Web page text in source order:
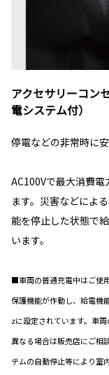
アクセサリーコン
電システム付）
停電などの非常時に安
AC100Vで最大消費
ます。災害などによ
能を停止した状態で
います。
■車両の普通充電中はご使
保護機能が作動し、給電機
zに設定されています。車
異なる場合は販売店にご
テムの自動停止等により室